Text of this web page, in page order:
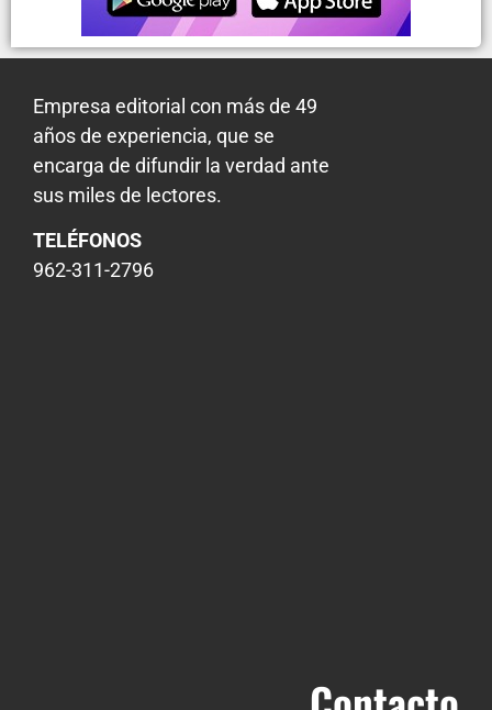
Empresa editorial con más de 49
años de experiencia, que se
encarga de difundir la verdad ante
sus miles de lectores.
TELÉFONOS
962-311-2796